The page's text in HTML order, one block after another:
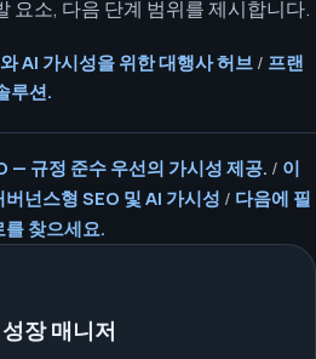
요소, 다음 단계 범위를 제시합니다.
AI 가시성을 위한 대행사 허브 / 프랜
루션.
— 규정 준수 우선의 가시성 제공. / 이
넌스형 SEO 및 AI 가시성 / 다음에 필
를 찾으세요.
장 매니저